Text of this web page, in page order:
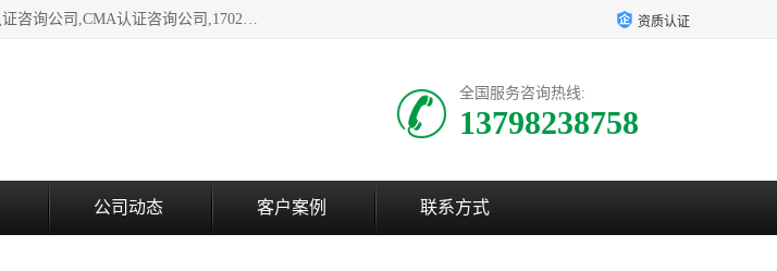
深圳市臻达管理顾问有限公司成立于2006，注册地位于广东深圳市。经营范围有：实验室认证咨询公司,CMA认证咨询公司,17020资质认证辅导机构,CNAS认证咨询,CMA资质办理,CMA咨询,实验室认可咨询,CNAS认可咨询,CNAS认证办理,17025认证咨询,17020认证咨询办理,17020认可咨询等，欢迎有需要的前来咨询。 资质认证
全国服务咨询热线:
13798238758
公司动态 客户案例 联系方式